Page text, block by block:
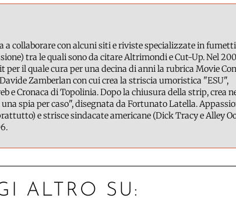
a collaborare con alcuni siti e riviste specializzate in
tra le quali sono da citare Altrimondi e Cut-Up. Nel
per il quale cura per una decina di anni la rubrica Movie
Zamberlan con cui crea la striscia umoristica "ESU",
e Cronaca di Topolinia. Dopo la chiusura della strip, crea
spia per caso", disegnata da Fortunato Latella.
e strisce sindacate americane (Dick Tracy e Alley
ALTRO SU: